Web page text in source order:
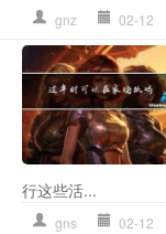
gnz 02-12
行这些活...
gns 02-12